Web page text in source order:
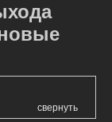
свернуть